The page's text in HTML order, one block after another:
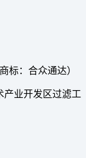
标：合众通达）
产业开发区过滤工